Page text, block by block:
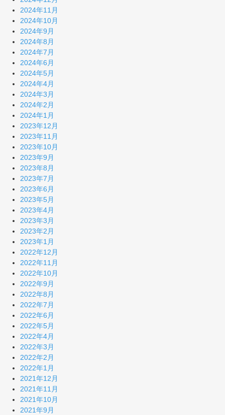
2024年11月
2024年10月
2024年9月
2024年8月
2024年7月
2024年6月
2024年5月
2024年4月
2024年3月
2024年2月
2024年1月
2023年12月
2023年11月
2023年10月
2023年9月
2023年8月
2023年7月
2023年6月
2023年5月
2023年4月
2023年3月
2023年2月
2023年1月
2022年12月
2022年11月
2022年10月
2022年9月
2022年8月
2022年7月
2022年6月
2022年5月
2022年4月
2022年3月
2022年2月
2022年1月
2021年12月
2021年11月
2021年10月
2021年9月